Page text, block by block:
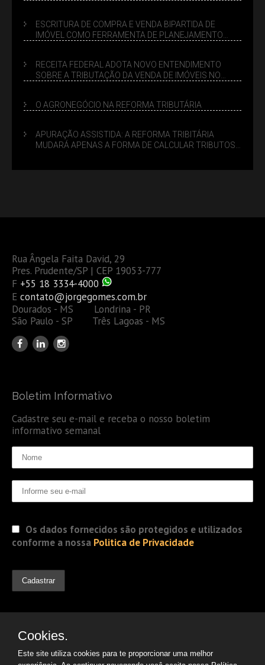
ESCRITURA DE COMPRA E VENDA BIPARTIDA DE
IMÓVEL COMO FERRAMENTA DE PLANEJAMENTO
RECEITA FEDERAL ADOTA NOVO ENTENDIMENTO
SOBRE A TRIBUTAÇÃO DA VENDA DE IMÓVEIS NO
O AGRONEGÓCIO NA REFORMA TRIBUTÁRIA
APURAÇÃO ASSISTIDA: A REFORMA TRIBITÁRIA
MUDARÁ APENAS A FORMA DE CALCULAR TRIBUTOS
Rua Ângela Faita David, 29
Pres. Prudente/SP | CEP 19053-777
F +55 18 3334-4000
E contato@jorgegomes.com.br
Dourados - MS Londrina - PR
São Paulo - SP Três Lagoas - MS
Boletim Informativo
Cadastre seu e-mail e receba o nosso boletim
informativo semanal
Os dados fornecidos são protegidos e utilizados
conforme a nossa Politica de Privacidade
Cookies.
Este site utiliza cookies para te proporcionar uma melhor